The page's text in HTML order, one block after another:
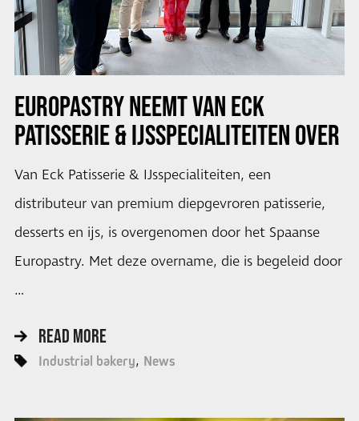
EUROPASTRY NEEMT VAN ECK
PATISSERIE & IJSSPECIALITEITEN OVER
Van Eck Patisserie & IJsspecialiteiten, een
distributeur van premium diepgevroren patisserie,
desserts en ijs, is overgenomen door het Spaanse
Europastry. Met deze overname, die is begeleid door
…
READ MORE
Industrial bakery News